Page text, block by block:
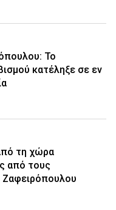
Το
κατέληξε σε εν
τη χώρα
από τους